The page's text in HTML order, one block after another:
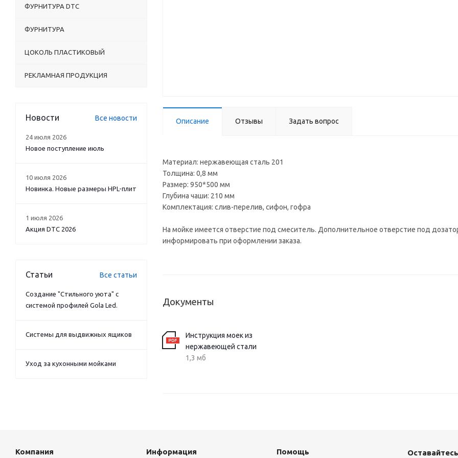
Описание Отзывы Задать вопрос
Материал: нержавеющая сталь 201
Толщина: 0,8 мм
Размер: 950*500 мм
Глубина чаши: 210 мм
Комплектация: слив-перелив, сифон, гофра
На мойке имеется отверстие под смеситель. Дополнительное отверстие под
информировать при оформлении заказа.
Документы
Инструкция моек из
нержавеющей стали
1,3 мб
ФУРНИТУРА DTC
ФУРНИТУРА
ЦОКОЛЬ ПЛАСТИКОВЫЙ
РЕКЛАМНАЯ ПРОДУКЦИЯ
Новости Все новости
24 июля 2026
Новое поступление июль
10 июля 2026
Новинка. Новые размеры HPL-плит
1 июля 2026
Акция DTC 2026
Статьи Все статьи
Создание "Стильного уюта" с
системой профилей Gola Led.
Системы для выдвижных ящиков
Уход за кухонными мойками
Компания Информация Помощь